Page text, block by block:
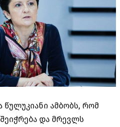
წულუკიანი ამბობს, რომ
და მრევლს